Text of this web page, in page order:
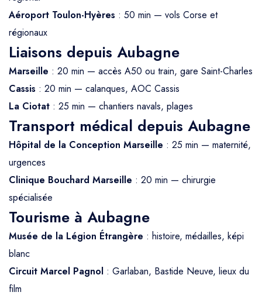
Aéroport Toulon-Hyères : 50 min — vols Corse et
régionaux
Liaisons depuis Aubagne
Marseille : 20 min — accès A50 ou train, gare Saint-Charles
Cassis : 20 min — calanques, AOC Cassis
La Ciotat : 25 min — chantiers navals, plages
Transport médical depuis Aubagne
Hôpital de la Conception Marseille : 25 min — maternité,
urgences
Clinique Bouchard Marseille : 20 min — chirurgie
spécialisée
Tourisme à Aubagne
Musée de la Légion Étrangère : histoire, médailles, képi
blanc
Circuit Marcel Pagnol : Garlaban, Bastide Neuve, lieux du
film